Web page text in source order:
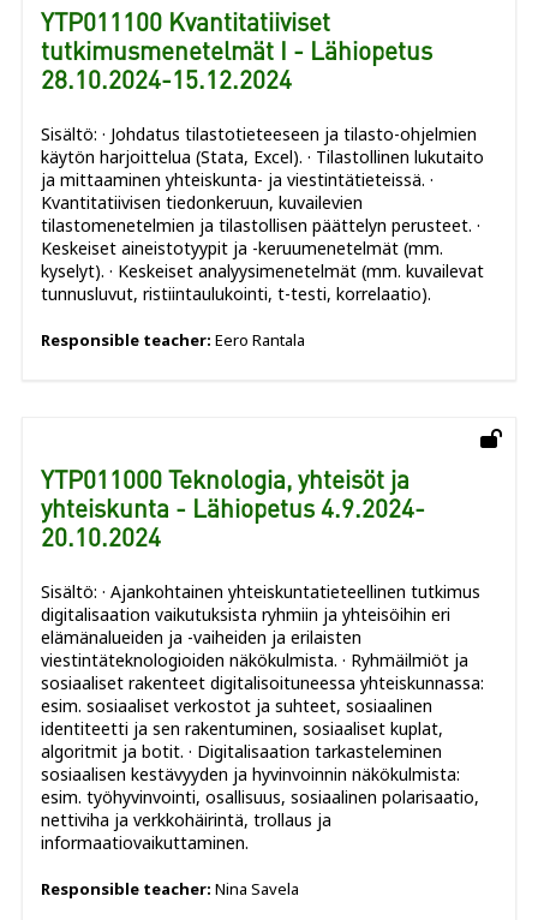
YTP011100 Kvantitatiiviset
tutkimusmenetelmät I - Lähiopetus
28.10.2024-15.12.2024
Sisältö: · Johdatus tilastotieteeseen ja tilasto-ohjelmien
käytön harjoittelua (Stata, Excel). · Tilastollinen lukutaito
ja mittaaminen yhteiskunta- ja viestintätieteissä. ·
Kvantitatiivisen tiedonkeruun, kuvailevien
tilastomenetelmien ja tilastollisen päättelyn perusteet. ·
Keskeiset aineistotyypit ja -keruumenetelmät (mm.
kyselyt). · Keskeiset analyysimenetelmät (mm. kuvailevat
tunnusluvut, ristiintaulukointi, t-testi, korrelaatio).
Responsible teacher: Eero Rantala
YTP011000 Teknologia, yhteisöt ja
yhteiskunta - Lähiopetus 4.9.2024-
20.10.2024
Sisältö: · Ajankohtainen yhteiskuntatieteellinen tutkimus
digitalisaation vaikutuksista ryhmiin ja yhteisöihin eri
elämänalueiden ja -vaiheiden ja erilaisten
viestintäteknologioiden näkökulmista. · Ryhmäilmiöt ja
sosiaaliset rakenteet digitalisoituneessa yhteiskunnassa:
esim. sosiaaliset verkostot ja suhteet, sosiaalinen
identiteetti ja sen rakentuminen, sosiaaliset kuplat,
algoritmit ja botit. · Digitalisaation tarkasteleminen
sosiaalisen kestävyyden ja hyvinvoinnin näkökulmista:
esim. työhyvinvointi, osallisuus, sosiaalinen polarisaatio,
nettiviha ja verkkohäirintä, trollaus ja
informaatiovaikuttaminen.
Responsible teacher: Nina Savela